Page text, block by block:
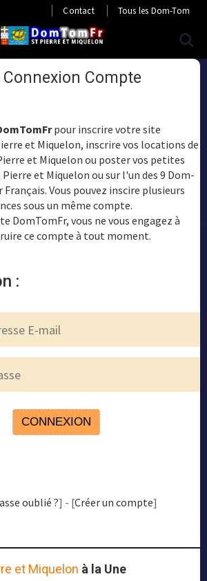
Contact Tous les Dom-Tom
Connexion Compte
pour inscrire votre site
et Miquelon, inscrire vos locations de
et Miquelon ou poster vos petites
et Miquelon ou sur l'un des 9 Dom-
Vous pouvez inscire plusieurs
sous un même compte.
DomTomFr, vous ne vous engagez à
ce compte à tout moment.
:
oublié ?] - [Créer un compte]
et Miquelon à la Une